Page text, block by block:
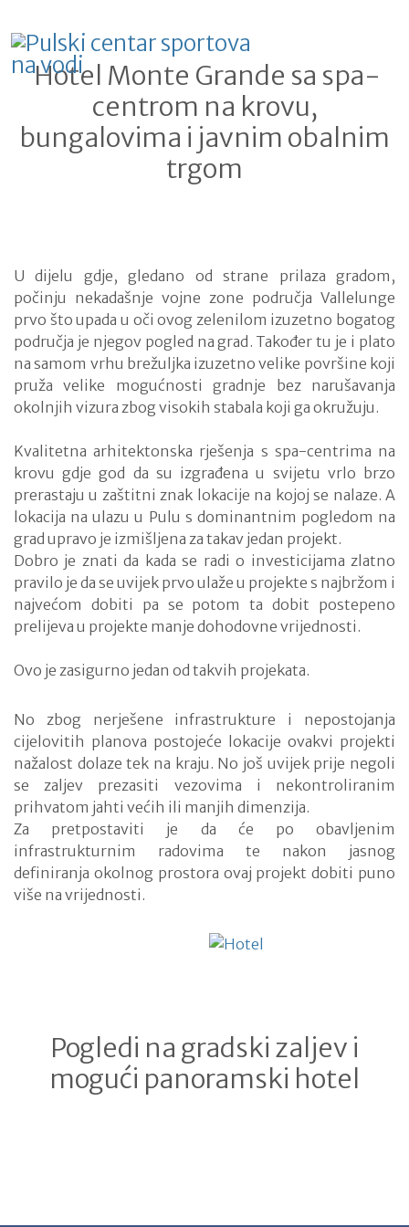
Hotel Monte Grande sa spa-
centrom na krovu,
bungalovima i javnim obalnim
trgom
U dijelu gdje, gledano od strane prilaza gradom,
počinju nekadašnje vojne zone područja Vallelunge
prvo što upada u oči ovog zelenilom izuzetno bogatog
područja je njegov pogled na grad. Također tu je i plato
na samom vrhu brežuljka izuzetno velike površine koji
pruža velike mogućnosti gradnje bez narušavanja
okolnjih vizura zbog visokih stabala koji ga okružuju.
Kvalitetna arhitektonska rješenja s spa-centrima na
krovu gdje god da su izgrađena u svijetu vrlo brzo
prerastaju u zaštitni znak lokacije na kojoj se nalaze. A
lokacija na ulazu u Pulu s dominantnim pogledom na
grad upravo je izmišljena za takav jedan projekt.
Dobro je znati da kada se radi o investicijama zlatno
pravilo je da se uvijek prvo ulaže u projekte s najbržom i
najvećom dobiti pa se potom ta dobit postepeno
prelijeva u projekte manje dohodovne vrijednosti.
Ovo je zasigurno jedan od takvih projekata.
No zbog nerješene infrastrukture i nepostojanja
cijelovitih planova postojeće lokacije ovakvi projekti
nažalost dolaze tek na kraju. No još uvijek prije negoli
se zaljev prezasiti vezovima i nekontroliranim
prihvatom jahti većih ili manjih dimenzija.
Za pretpostaviti je da će po obavljenim
infrastrukturnim radovima te nakon jasnog
definiranja okolnog prostora ovaj projekt dobiti puno
više na vrijednosti.
Pogledi na gradski zaljev i
mogući panoramski hotel